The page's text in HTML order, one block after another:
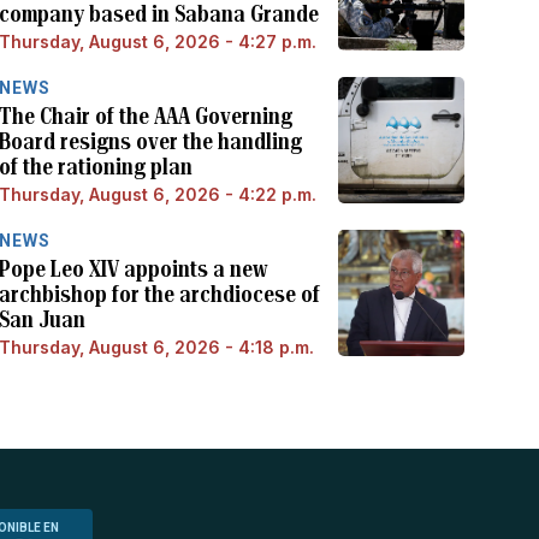
company based in Sabana Grande
Thursday, August 6, 2026 - 4:27 p.m.
NEWS
The Chair of the AAA Governing
Board resigns over the handling
of the rationing plan
Thursday, August 6, 2026 - 4:22 p.m.
NEWS
Pope Leo XIV appoints a new
archbishop for the archdiocese of
San Juan
Thursday, August 6, 2026 - 4:18 p.m.
EN